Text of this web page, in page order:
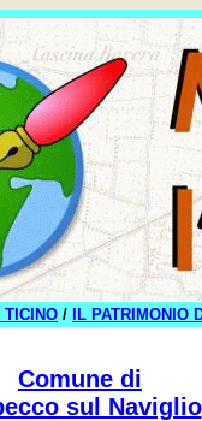
TICINO / IL PATRIMONIO
Comune di
sul Naviglio